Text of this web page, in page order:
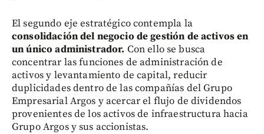
El segundo eje estratégico contempla la
consolidación del negocio de gestión de activos en
un único administrador. Con ello se busca
concentrar las funciones de administración de
activos y levantamiento de capital, reducir
duplicidades dentro de las compañías del Grupo
Empresarial Argos y acercar el flujo de dividendos
provenientes de los activos de infraestructura hacia
Grupo Argos y sus accionistas.